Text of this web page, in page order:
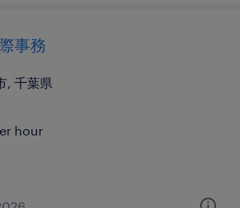
事務
, 千葉県
hour